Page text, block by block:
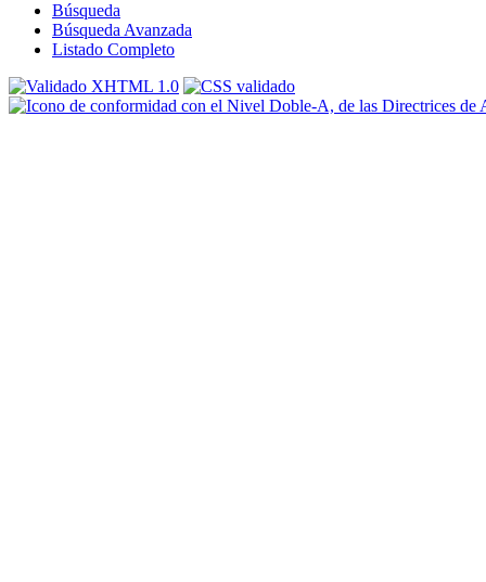
Búsqueda
Búsqueda Avanzada
Listado Completo